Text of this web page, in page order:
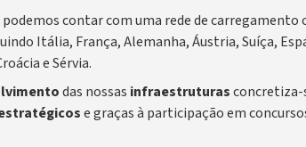
podemos contar com uma rede de
Itália, França, Alemanha, Áustria, Suíça,
e Sérvia.
das nossas infraestruturasconcretiza-
e graças à participação em